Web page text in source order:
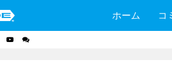
ホーム コ